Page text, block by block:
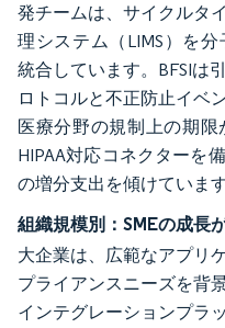
発チームは、サイクルタ
理システム（LIMS）を
統合しています。BFSIは
ロトコルと不正防止イベ
医療分野の規制上の期限
HIPAA対応コネクターを
の増分支出を傾けています
組織規模別：SMEの成長
大企業は、広範なアプリ
プライアンスニーズを背
インテグレーションプラ